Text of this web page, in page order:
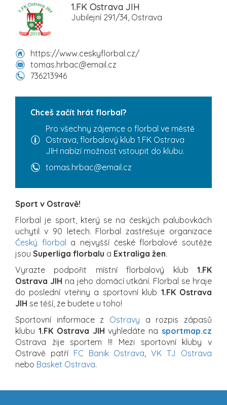
1.FK Ostrava JIH
Jubilejní 291/34, Ostrava
https://www.ceskyflorbal.cz/
tomas.hrbac@email.cz
736213946
Chceš začít hrát florbal?
Pro všechny zájemce o florbal ve městě
Ostrava, florbalový klub 1.FK Ostrava
JIH nabízí možnost vstoupit do klubu.
tomas.hrbac@email.cz
Sport v Ostravě!
Florbal je sport, který se na českých palubovkách
uchytil v 90 letech. Florbal zastřešuje organizace
Český florbal a nejvyšší české florbalové soutěže
jsou Superliga florbalu a Extraliga žen.
Vyrazte podpořit místní florbalový klub 1.FK
Ostrava JIH na jeho domácí utkání. Florbal se hraje
do poslední vteřiny a sportovní klub 1.FK Ostrava
JIH se těší, že budete u toho!
Sportovní informace z Ostravy a rozpis zápasů
klubu 1.FK Ostrava JIH vyhledáte na sportmap.cz
Ostrava žije sportem !!! Mezi sportovní kluby v
Ostravě patří FC Banik Ostrava ,VK TJ Ostrava
nebo Basket Ostrava.